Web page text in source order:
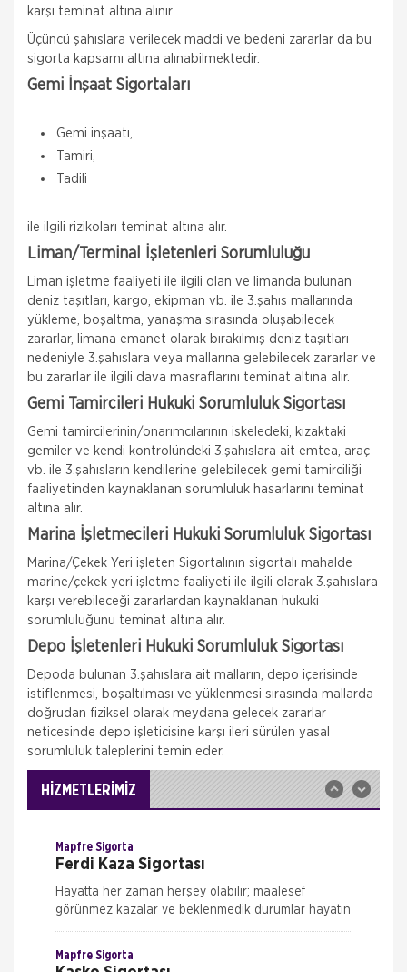
karşı teminat altına alınır.
Üçüncü şahıslara verilecek maddi ve bedeni zararlar da bu
sigorta kapsamı altına alınabilmektedir.
Gemi İnşaat Sigortaları
Gemi inşaatı,
Tamiri,
Tadili
ile ilgili rizikoları teminat altına alır.
Liman/Terminal İşletenleri Sorumluluğu
Liman işletme faaliyeti ile ilgili olan ve limanda bulunan
deniz taşıtları, kargo, ekipman vb. ile 3.şahıs mallarında
yükleme, boşaltma, yanaşma sırasında oluşabilecek
zararlar, limana emanet olarak bırakılmış deniz taşıtları
nedeniyle 3.şahıslara veya mallarına gelebilecek zararlar ve
bu zararlar ile ilgili dava masraflarını teminat altına alır.
Gemi Tamircileri Hukuki Sorumluluk Sigortası
Gemi tamircilerinin/onarımcılarının iskeledeki, kızaktaki
gemiler ve kendi kontrolündeki 3.şahıslara ait emtea, araç
vb. ile 3.şahısların kendilerine gelebilecek gemi tamirciliği
faaliyetinden kaynaklanan sorumluluk hasarlarını teminat
altına alır.
Marina İşletmecileri Hukuki Sorumluluk Sigortası
Marina/Çekek Yeri işleten Sigortalının sigortalı mahalde
marine/çekek yeri işletme faaliyeti ile ilgili olarak 3.şahıslara
karşı verebileceği zararlardan kaynaklanan hukuki
sorumluluğunu teminat altına alır.
Depo İşletenleri Hukuki Sorumluluk Sigortası
Depoda bulunan 3.şahıslara ait malların, depo içerisinde
istiflenmesi, boşaltılması ve yüklenmesi sırasında mallarda
doğrudan fiziksel olarak meydana gelecek zararlar
neticesinde depo işleticisine karşı ileri sürülen yasal
sorumluluk taleplerini temin eder.
HİZMETLERİMİZ
Zorunlu Deprem Sigortası
Zorunlu Deprem Sigortası, konutlarda depremin
neden olacağı maddi zararların tazmin edilmesini
sağlamaya yönelik olarak oluşturulan bir sigorta
sistemidir. Ülkemizin riskli deprem b&ou
Generali Sigorta
İş Yeri Sigortası
Süper İşyeri Sigortası Süper İşyeri Sigortası küçük
ve orta ölçekli değişik sektörlerde faaliyet gösteren
Mapfre Sigorta
Ferdi Kaza Sigortası
Hayatta her zaman herşey olabilir; maalesef
görünmez kazalar ve beklenmedik durumlar hayatın
gerçekleri… Peki hayatın bu zorlu anlarında, en
Mapfre Sigorta